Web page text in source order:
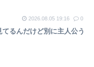
2026.08.05 19:16 0
てるんだけど別に主人公う